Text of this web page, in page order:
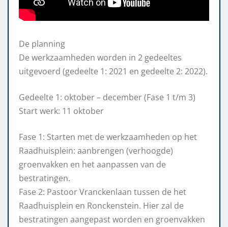
De planning
De werkzaamheden worden in 2 gedeeltes
uitgevoerd (gedeelte 1: 2021 en gedeelte 2: 2022).
Gedeelte 1: oktober – december (Fase 1 t/m 3)
Start werk: 11 oktober
Fase 1: Starten met de werkzaamheden op het
Raadhuisplein: aanbrengen (verhoogde)
groenvakken en het aanpassen van de
bestratingen.
Fase 2: Pastoor Vranckenlaan tussen de het
Raadhuisplein en Ronckenstein. Hier zal de
bestratingen aangepast worden en groenvakken